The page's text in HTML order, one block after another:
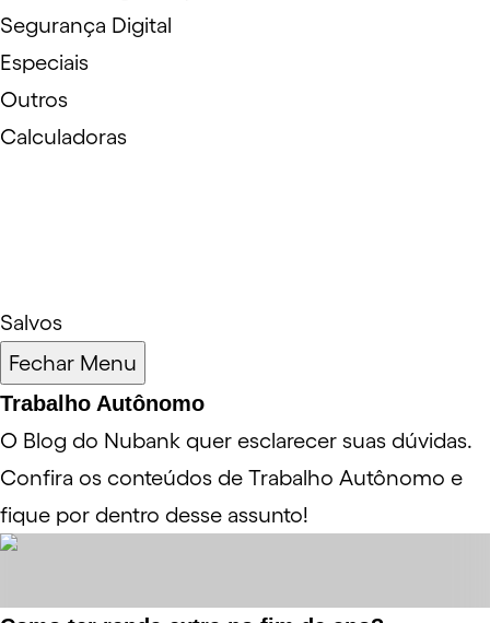
Segurança Digital
Especiais
Outros
Calculadoras
Salvos
Fechar Menu
Trabalho Autônomo
O Blog do Nubank quer esclarecer suas dúvidas.
Confira os conteúdos de Trabalho Autônomo e
fique por dentro desse assunto!